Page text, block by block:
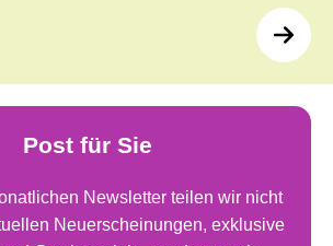
Post für Sie
Newsletter teilen wir nicht
Neuerscheinungen, exklusive